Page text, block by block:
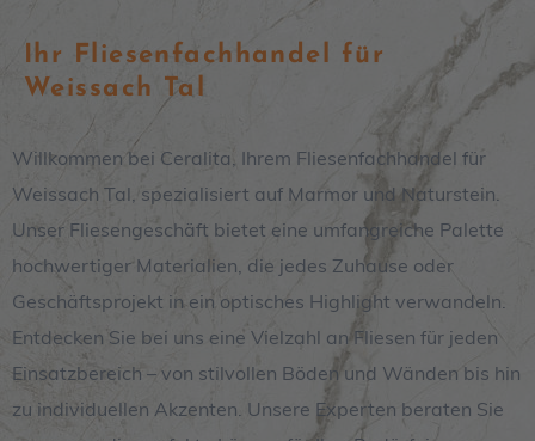
Ihr Fliesenfachhandel für
Weissach Tal
Willkommen bei Ceralita, Ihrem Fliesenfachhandel für
Weissach Tal, spezialisiert auf Marmor und Naturstein.
Unser Fliesengeschäft bietet eine umfangreiche Palette
hochwertiger Materialien, die jedes Zuhause oder
Geschäftsprojekt in ein optisches Highlight verwandeln.
Entdecken Sie bei uns eine Vielzahl an Fliesen für jeden
Einsatzbereich – von stilvollen Böden und Wänden bis hin
zu individuellen Akzenten. Unsere Experten beraten Sie